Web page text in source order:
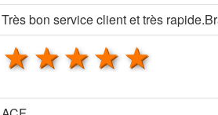
Très bon service client et très
4 stars
3 stars
2 stars
1 star